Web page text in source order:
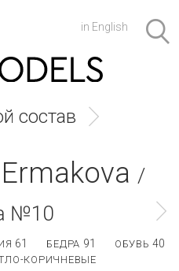
in English
состав
/
№10
61 БЕДРА 91 ОБУВЬ40
КОРИЧНЕВЫЕ